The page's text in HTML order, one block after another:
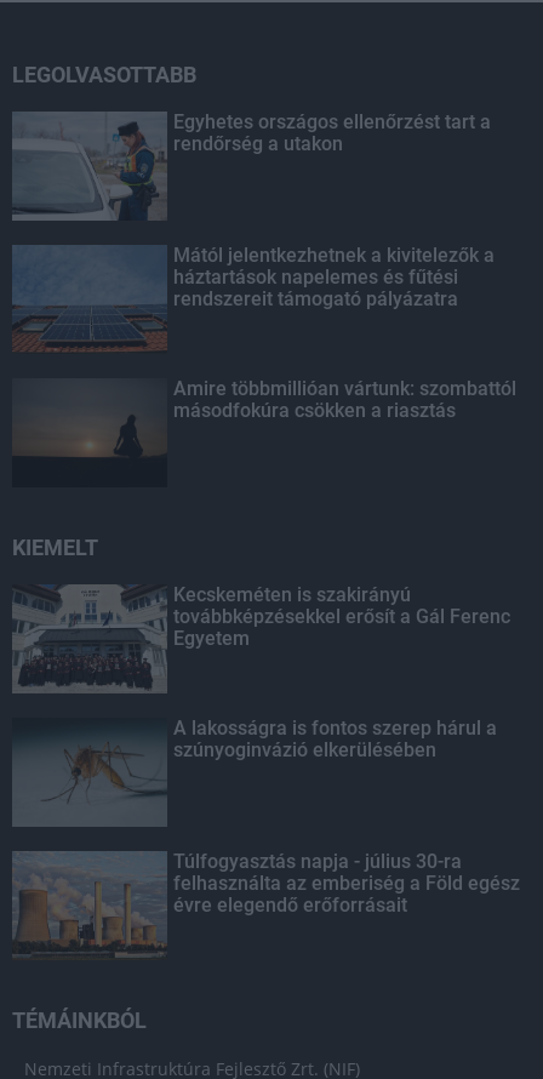
LEGOLVASOTTABB
Egyhetes országos ellenőrzést tart a
rendőrség a utakon
Mától jelentkezhetnek a kivitelezők a
háztartások napelemes és fűtési
rendszereit támogató pályázatra
Amire többmillióan vártunk: szombattól
másodfokúra csökken a riasztás
KIEMELT
Kecskeméten is szakirányú
továbbképzésekkel erősít a Gál Ferenc
Egyetem
A lakosságra is fontos szerep hárul a
szúnyoginvázió elkerülésében
Túlfogyasztás napja - július 30-ra
felhasználta az emberiség a Föld egész
évre elegendő erőforrásait
TÉMÁINKBÓL
Nemzeti Infrastruktúra Fejlesztő Zrt. (NIF)